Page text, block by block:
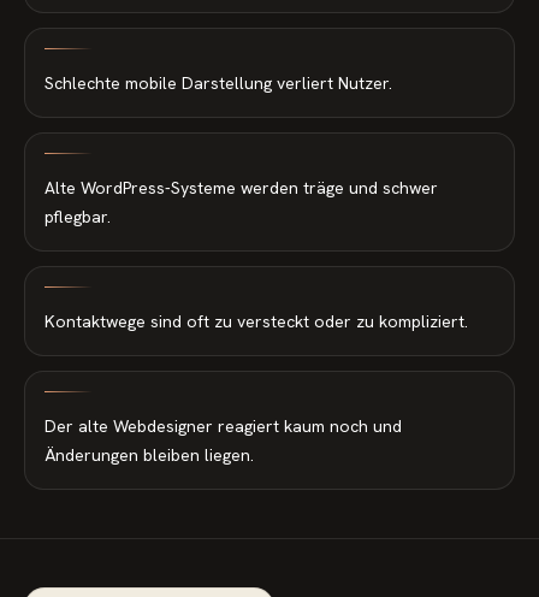
Schlechte mobile Darstellung verliert Nutzer.
Alte WordPress-Systeme werden träge und schwer
pflegbar.
Kontaktwege sind oft zu versteckt oder zu kompliziert.
Der alte Webdesigner reagiert kaum noch und
Änderungen bleiben liegen.